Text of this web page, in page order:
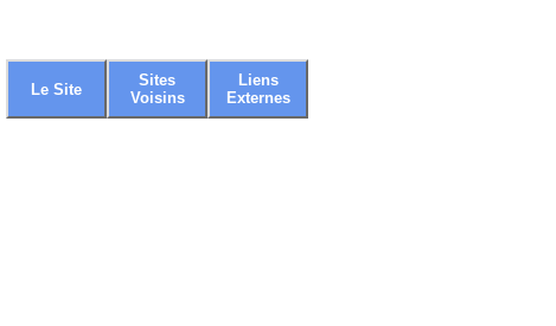
Le Site
Sites
Voisins
Liens
Externes